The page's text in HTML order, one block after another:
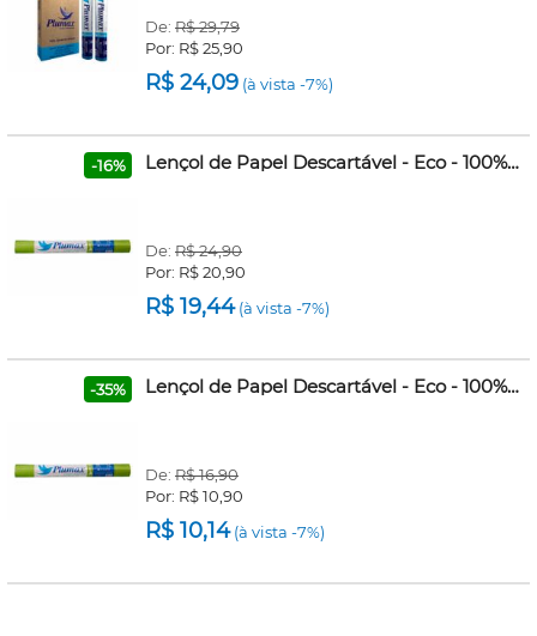
De: R$ 29,79
Por: R$ 25,90
R$ 24,09 (à vista -7%)
-16% Lençol de Papel Descartável - Eco - 100% Fibras Naturais - 70cmx50m - Plumax
De: R$ 24,90
Por: R$ 20,90
R$ 19,44(à vista -7%)
-35% Lençol de Papel Descartável - Eco - 100% Fibras Naturais - 50cmx50m - Plumax
De: R$ 16,90
Por: R$ 10,90
R$ 10,14(à vista -7%)